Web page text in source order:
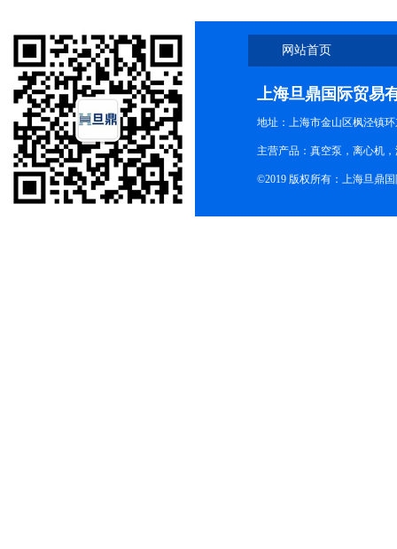
网站首页
上海旦鼎国际贸易
地址：上海市金山区枫泾镇
主营产品：真空泵，离心机
©2019 版权所有：上海旦鼎